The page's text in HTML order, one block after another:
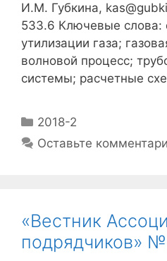
И.М. Губкина,
533.6 Ключевые слова:
утилизации газа;
волновой процесс;
системы; расчетные
2018-2
Оставьте
«Вестник
подрядчиков»